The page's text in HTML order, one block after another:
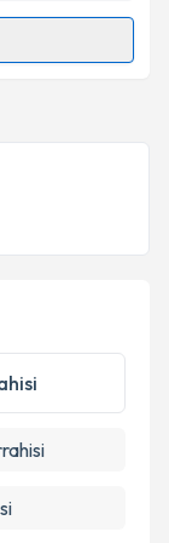
Aydınlatma
belirtilen